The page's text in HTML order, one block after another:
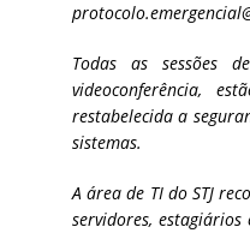
Todas as sessões
videoconferência,
restabelecida a
sistemas.
A área de TI do STJ
servidores,